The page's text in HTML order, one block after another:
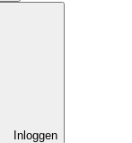
Inloggen